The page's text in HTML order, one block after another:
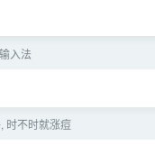
入法
时不时就涨痘